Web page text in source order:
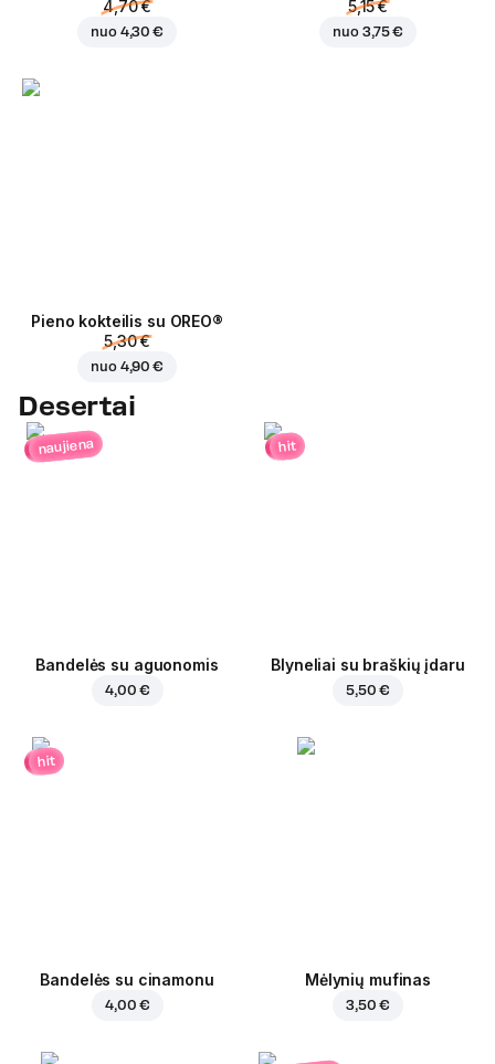
4,70 €
nuo 4,30 €
5,15 €
nuo 3,75 €
Pieno kokteilis su OREO®
5,30 €
nuo 4,90 €
Desertai
naujiena
Bandelės su aguonomis
4,00 €
hit
Blyneliai su braškių įdaru
5,50 €
hit
Bandelės su cinamonu
4,00 €
Mėlynių mufinas
3,50 €